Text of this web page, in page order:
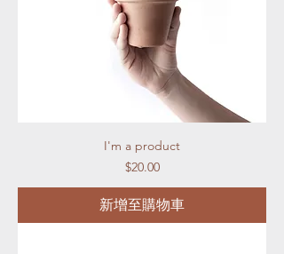
I'm a product
價格
$20.00
新增至購物車